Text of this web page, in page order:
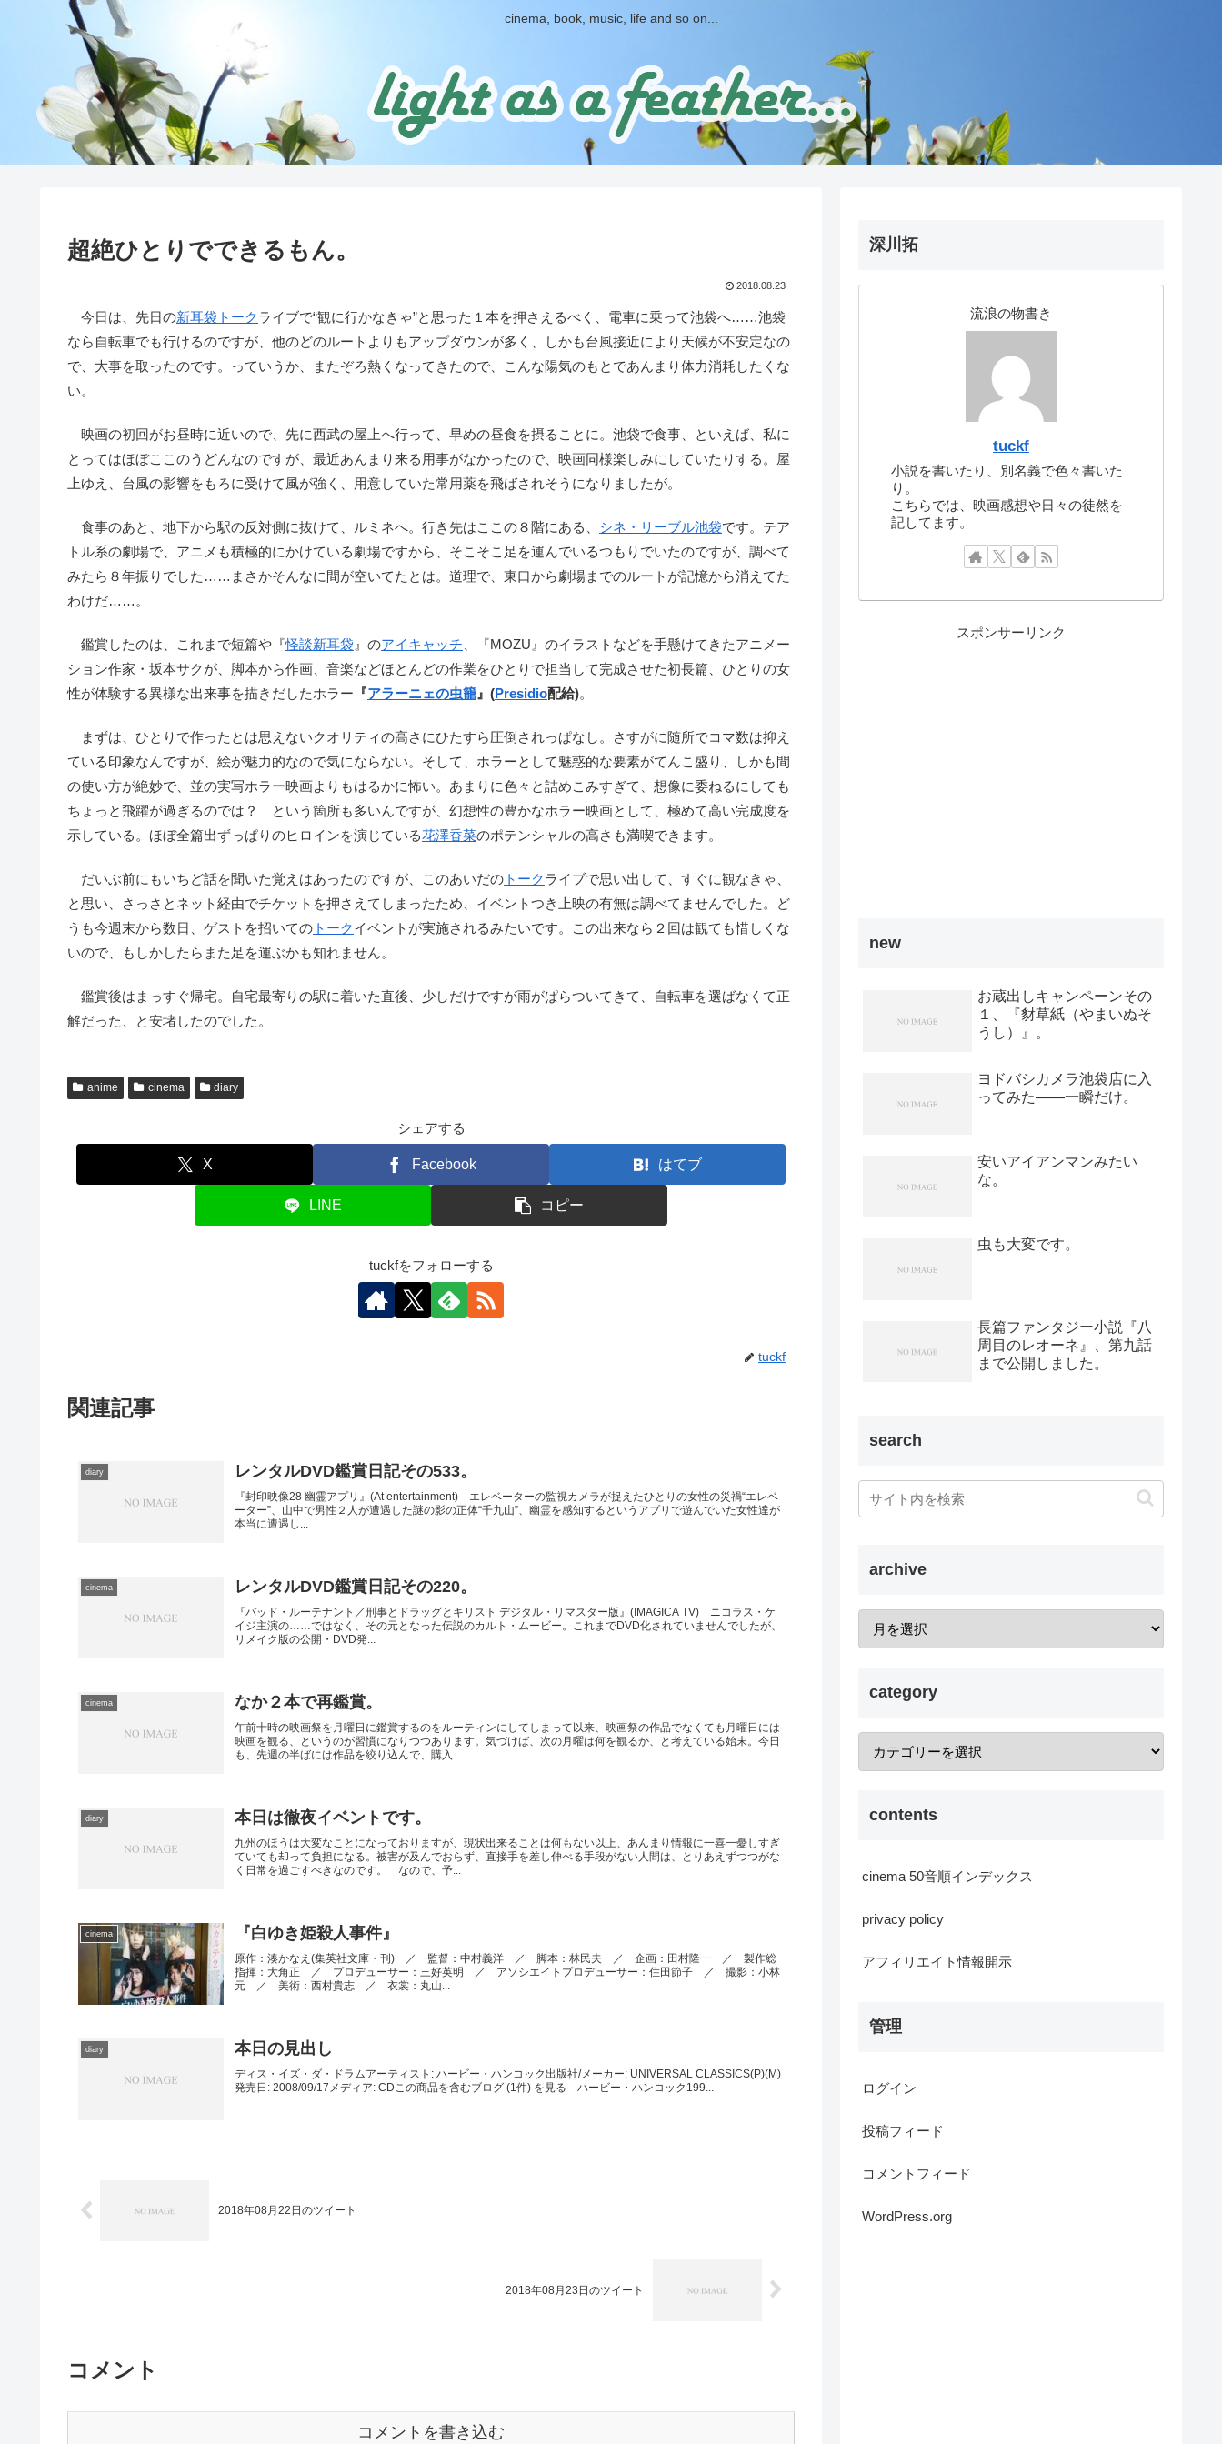
cinema, book, music, life and so on...
超絶ひとりでできるもん。
2018.08.23
今日は、先日の新耳袋 トークライブで“観に行かなきゃ”と思った１本を押さえるべく、電車に乗って池袋へ……池袋
なら自転車でも行けるのですが、他のどのルートよりもアップダウンが多く、しかも台風接近により天候が不安定なの
で、大事を取ったのです。っていうか、またぞろ熱くなってきたので、こんな陽気のもとであんまり体力消耗したくな
い。
映画の初回がお昼時に近いので、先に西武の屋上へ行って、早めの昼食を摂ることに。池袋で食事、といえば、私に
とってはほぼここのうどんなのですが、最近あんまり来る用事がなかったので、映画同様楽しみにしていたりする。屋
上ゆえ、台風の影響をもろに受けて風が強く、用意していた常用薬を飛ばされそうになりましたが。
食事のあと、地下から駅の反対側に抜けて、ルミネへ。行き先はここの８階にある、 シネ・リーブル池袋です。テア
トル系の劇場で、アニメも積極的にかけている劇場ですから、そこそこ足を運んでいるつもりでいたのですが、調べて
みたら８年振りでした……まさかそんなに間が空いてたとは。道理で、東口から劇場までのルートが記憶から消えてた
わけだ……。
鑑賞したのは、これまで短篇や『怪談新耳袋 』のアイキャッチ 、『MOZU』のイラストなどを手懸けてきたアニメー
ション作家・坂本サクが、脚本から作画、音楽などほとんどの作業をひとりで担当して完成させた初長篇、ひとりの女
性が体験する異様な出来事を描きだしたホラー 『アラーニェの虫籠』(Presidio配給)。
まずは、ひとりで作ったとは思えないクオリティの高さにひたすら圧倒されっぱなし。さすがに随所でコマ数は抑え
ている印象なんですが、絵が魅力的なので気にならない。そして、ホラーとして魅惑的な要素がてんこ盛り、しかも間
の使い方が絶妙で、並の実写ホラー映画よりもはるかに怖い。あまりに色々と詰めこみすぎて、想像に委ねるにしても
ちょっと飛躍が過ぎるのでは？ という箇所も多いんですが、幻想性の豊かなホラー映画として、極めて高い完成度を
示している。ほぼ全篇出ずっぱりのヒロインを演じている花澤香菜のポテンシャルの高さも満喫できます。
だいぶ前にもいちど話を聞いた覚えはあったのですが、このあいだの トークライブで思い出して、すぐに観なきゃ、
と思い、さっさとネット経由でチケットを押さえてしまったため、イベントつき上映の有無は調べてませんでした。ど
うも今週末から数日、ゲストを招いての トークイベントが実施されるみたいです。この出来なら２回は観ても惜しくな
いので、もしかしたらまた足を運ぶかも知れません。
鑑賞後はまっすぐ帰宅。自宅最寄りの駅に着いた直後、少しだけですが雨がぱらついてきて、自転車を選ばなくて正
解だった、と安堵したのでした。
anime cinema diary
シェアする
X Facebook はてブ
LINE コピー
tuckfをフォローする
tuckf
関連記事
diary レンタルDVD鑑賞日記その533。
『封印映像28 幽霊アプリ』(At entertainment) エレベーターの監視カメラが捉えたひとりの女性の災禍“エレベ
ーター”、山中で男性２人が遭遇した謎の影の正体“千九山”、幽霊を感知するというアプリで遊んでいた女性達が
本当に遭遇し...
cinema レンタルDVD鑑賞日記その220。
『バッド・ルーテナント／刑事とドラッグとキリスト デジタル・リマスター版』(IMAGICA TV) ニコラス・ケ
イジ主演の……ではなく、その元となった伝説のカルト・ムービー。これまでDVD化されていませんでしたが、
リメイク版の公開・DVD発...
cinema なか２本で再鑑賞。
午前十時の映画祭を月曜日に鑑賞するのをルーティンにしてしまって以来、映画祭の作品でなくても月曜日には
映画を観る、というのが習慣になりつつあります。気づけば、次の月曜は何を観るか、と考えている始末。今日
も、先週の半ばには作品を絞り込んで、購入...
diary 本日は徹夜イベントです。
九州のほうは大変なことになっておりますが、現状出来ることは何もない以上、あんまり情報に一喜一憂しすぎ
ていても却って負担になる。被害が及んでおらず、直接手を差し伸べる手段がない人間は、とりあえずつつがな
く日常を過ごすべきなのです。 なので、予...
cinema 『白ゆき姫殺人事件』
原作：湊かなえ(集英社文庫・刊) ／ 監督：中村義洋 ／ 脚本：林民夫 ／ 企画：田村隆一 ／ 製作総
指揮：大角正 ／ プロデューサー：三好英明 ／ アソシエイトプロデューサー：住田節子 ／ 撮影：小林
元 ／ 美術：西村貴志 ／ 衣裳：丸山...
diary 本日の見出し
ディス・イズ・ダ・ドラムアーティスト: ハービー・ハンコック出版社/メーカー: UNIVERSAL CLASSICS(P)(M)
発売日: 2008/09/17メディア: CDこの商品を含むブログ (1件) を見る ハービー・ハンコック199...
2018年08月22日のツイート
2018年08月23日のツイート
コメント
コメントを書き込む
深川拓
流浪の物書き
tuckf
小説を書いたり、別名義で色々書いた
り。
こちらでは、映画感想や日々の徒然を
記してます。
スポンサーリンク
new
お蔵出しキャンペーンその
１、『豺草紙（やまいぬそ
うし）』。
ヨドバシカメラ池袋店に入
ってみた――一瞬だけ。
安いアイアンマンみたい
な。
虫も大変です。
長篇ファンタジー小説『八
周目のレオーネ』、第九話
まで公開しました。
search
archive
category
contents
cinema 50音順インデックス
privacy policy
アフィリエイト情報開示
管理
ログイン
投稿フィード
コメントフィード
WordPress.org